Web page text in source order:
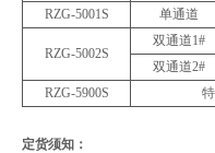
RZG-5001S
单通道
RZG-5002S
双通道1#
双通道2#
RZG-5900S
定货须知：